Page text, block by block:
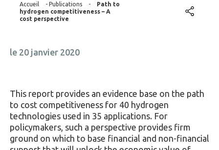
Accueil - Publications -
Path to
hydrogen competitiveness – A
cost perspective
le 20 janvier 2020
This report provides an evidence base on the path
to cost competitiveness for 40 hydrogen
technologies used in 35 applications. For
policymakers, such a perspective provides firm
ground on which to base financial and non-financial